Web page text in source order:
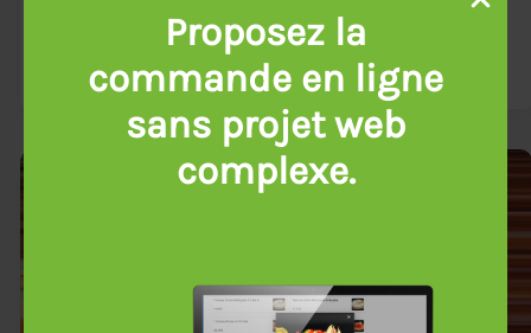
Proposez la
commande en ligne
sans projet web
complexe.
métiers de bouche, de l’hôtellerie et de la
restauration revient